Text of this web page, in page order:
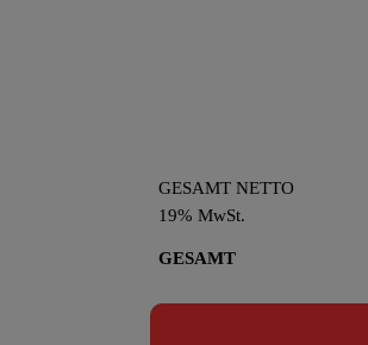
GESAMT NETTO
19% MwSt.
GESAMT